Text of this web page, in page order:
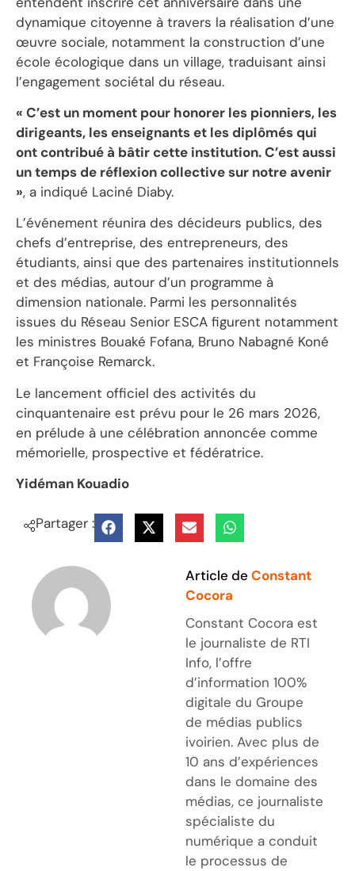
dynamique citoyenne à travers la réalisation d’une
œuvre sociale, notamment la construction d’une
école écologique dans un village, traduisant ainsi
l’engagement sociétal du réseau.
« C’est un moment pour honorer les pionniers, les
dirigeants, les enseignants et les diplômés qui
ont contribué à bâtir cette institution. C’est aussi
un temps de réflexion collective sur notre avenir
», a indiqué Laciné Diaby.
L’événement réunira des décideurs publics, des
chefs d’entreprise, des entrepreneurs, des
étudiants, ainsi que des partenaires institutionnels
et des médias, autour d’un programme à
dimension nationale. Parmi les personnalités
issues du Réseau Senior ESCA figurent notamment
les ministres Bouaké Fofana, Bruno Nabagné Koné
et Françoise Remarck.
Le lancement officiel des activités du
cinquantenaire est prévu pour le 26 mars 2026,
en prélude à une célébration annoncée comme
mémorielle, prospective et fédératrice.
Yidéman Kouadio
Partager :
Article de Constant
Cocora
Constant Cocora est
le journaliste de RTI
Info, l’offre
d’information 100%
digitale du Groupe
de médias publics
ivoirien. Avec plus de
10 ans d’expériences
dans le domaine des
médias, ce journaliste
spécialiste du
numérique a conduit
le processus de